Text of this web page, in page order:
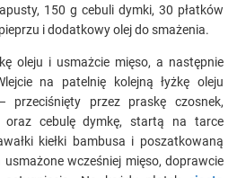
150 g cebuli dymki, 30 płatków
i dodatkowy olej do smażenia.
oleju i usmażcie mięso, a następnie
na patelnię kolejną łyżkę oleju
przeciśnięty przez praskę czosnek,
oraz cebulę dymkę, startą na tarce
kiełki bambusa i poszatkowaną
wcześniej mięso, doprawcie